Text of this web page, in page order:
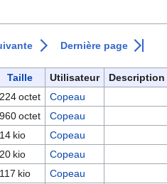
Dernière page
Taille Utilisateur Description
224 octet Copeau
960 octet Copeau
14 kio Copeau
20 kio Copeau
117 kio Copeau